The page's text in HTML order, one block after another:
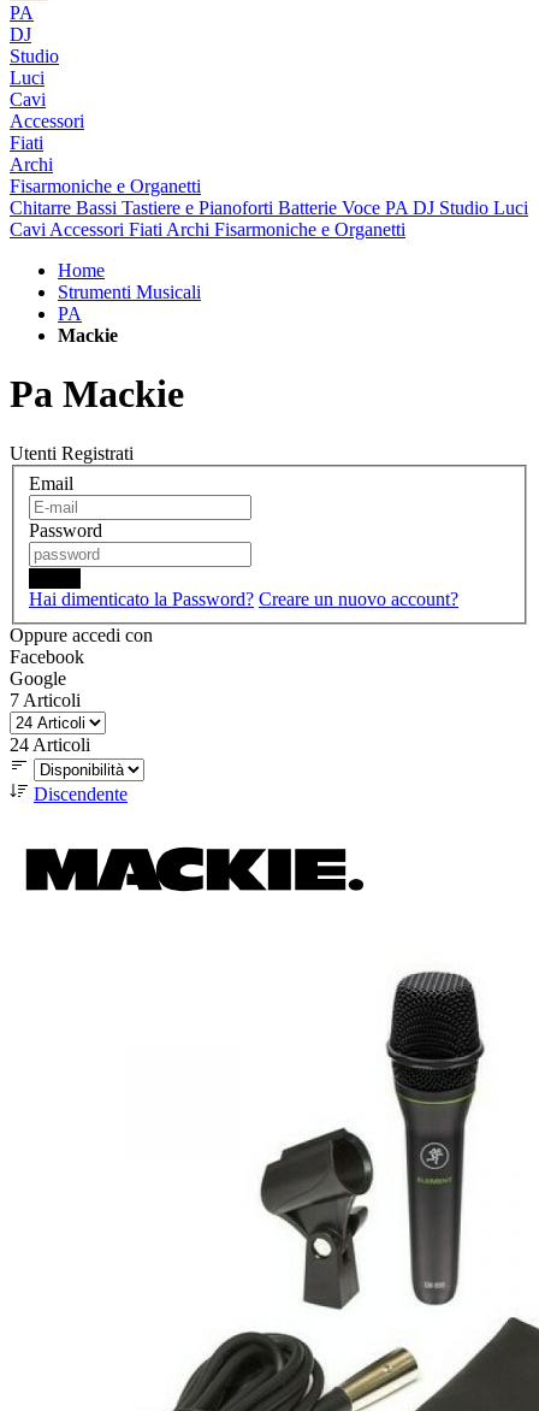
PA
DJ
Studio
Luci
Cavi
Accessori
Fiati
Archi
Fisarmoniche e Organetti
Chitarre Bassi Tastiere e Pianoforti Batterie Voce PA DJ Studio Luci
Cavi Accessori Fiati Archi Fisarmoniche e Organetti
Home
Strumenti Musicali
PA
Mackie
Pa Mackie
Utenti Registrati
Email
Password
Hai dimenticato la Password? Creare un nuovo account?
Oppure accedi con
Facebook
Google
7Articoli
24Articoli
Discendente